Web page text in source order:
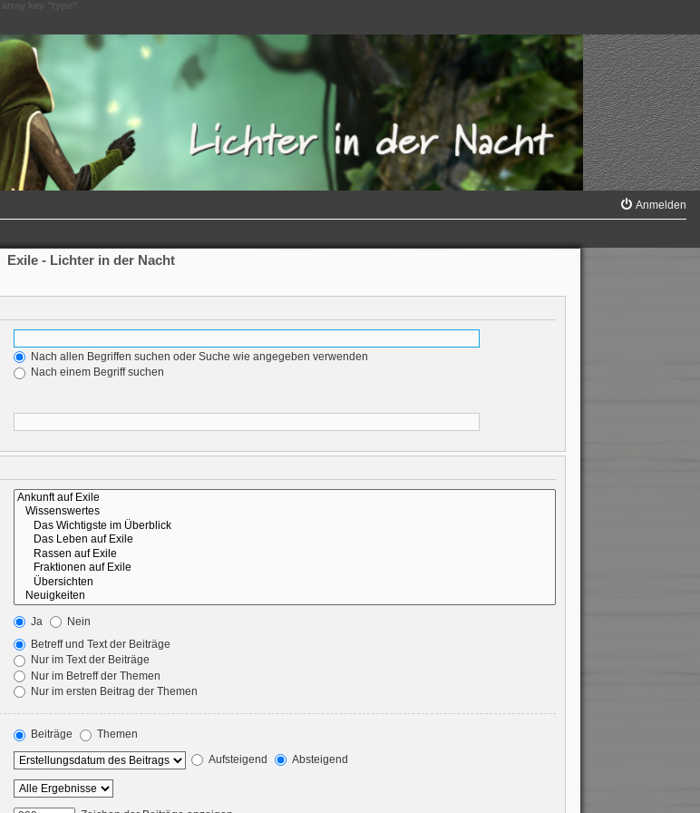
Anmelden
Exile - Lichter in der Nacht
Nach allen Begriffen suchen oder Suche wie angegeben verwenden
Nach einem Begriff suchen
Ja
Nein
Betreff und Text der Beiträge
Nur im Text der Beiträge
Nur im Betreff der Themen
Nur im ersten Beitrag der Themen
Beiträge
Themen
Aufsteigend Absteigend